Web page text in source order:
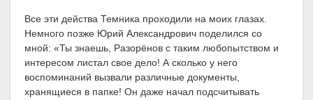
Все эти действа Темника проходили на моих глазах.
Немного позже Юрий Александрович поделился со
мной: «Ты знаешь, Разорёнов с таким любопытством и
интересом листал свое дело! А сколько у него
воспоминаний вызвали различные документы,
хранящиеся в папке! Он даже начал подсчитывать